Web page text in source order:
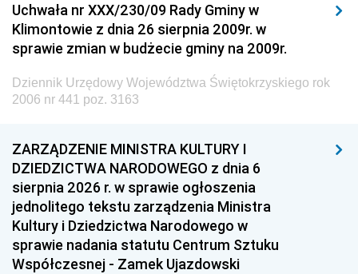
Uchwała nr XXX/230/09 Rady Gminy w
Klimontowie z dnia 26 sierpnia 2009r. w
sprawie zmian w budżecie gminy na 2009r.
Dziennik Urzędowy Województwa Świętokrzyskiego rok
2006 nr 441 poz. 3163
ZARZĄDZENIE MINISTRA KULTURY I
DZIEDZICTWA NARODOWEGO z dnia 6
sierpnia 2026 r. w sprawie ogłoszenia
jednolitego tekstu zarządzenia Ministra
Kultury i Dziedzictwa Narodowego w
sprawie nadania statutu Centrum Sztuku
Współczesnej - Zamek Ujazdowski